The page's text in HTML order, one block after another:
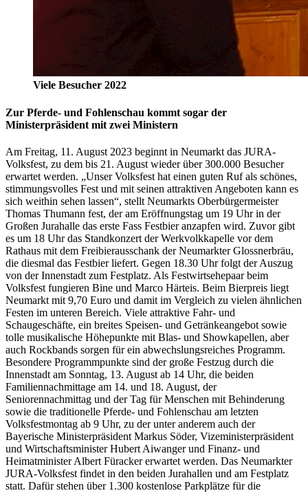
Viele Besucher 2022
Zur Pferde- und Fohlenschau kommt sogar der
Ministerpräsident mit zwei Ministern
Am Freitag, 11. August 2023 beginnt in Neumarkt das JURA-
Volksfest, zu dem bis 21. August wieder über 300.000 Besucher
erwartet werden. „Unser Volksfest hat einen guten Ruf als schönes,
stimmungsvolles Fest und mit seinen attraktiven Angeboten kann es
sich weithin sehen lassen“, stellt Neumarkts Oberbürgermeister
Thomas Thumann fest, der am Eröffnungstag um 19 Uhr in der
Großen Jurahalle das erste Fass Festbier anzapfen wird. Zuvor gibt
es um 18 Uhr das Standkonzert der Werkvolkkapelle vor dem
Rathaus mit dem Freibierausschank der Neumarkter Glossnerbräu,
die diesmal das Festbier liefert. Gegen 18.30 Uhr folgt der Auszug
von der Innenstadt zum Festplatz. Als Festwirtsehepaar beim
Volksfest fungieren Bine und Marco Härteis. Beim Bierpreis liegt
Neumarkt mit 9,70 Euro und damit im Vergleich zu vielen ähnlichen
Festen im unteren Bereich. Viele attraktive Fahr- und
Schaugeschäfte, ein breites Speisen- und Getränkeangebot sowie
tolle musikalische Höhepunkte mit Blas- und Showkapellen, aber
auch Rockbands sorgen für ein abwechslungsreiches Programm.
Besondere Programmpunkte sind der große Festzug durch die
Innenstadt am Sonntag, 13. August ab 14 Uhr, die beiden
Familiennachmittage am 14. und 18. August, der
Seniorennachmittag und der Tag für Menschen mit Behinderung
sowie die traditionelle Pferde- und Fohlenschau am letzten
Volksfestmontag ab 9 Uhr, zu der unter anderem auch der
Bayerische Ministerpräsident Markus Söder, Vizeministerpräsident
und Wirtschaftsminister Hubert Aiwanger und Finanz- und
Heimatminister Albert Füracker erwartet werden. Das Neumarkter
JURA-Volksfest findet in den beiden Jurahallen und am Festplatz
statt. Dafür stehen über 1.300 kostenlose Parkplätze für die